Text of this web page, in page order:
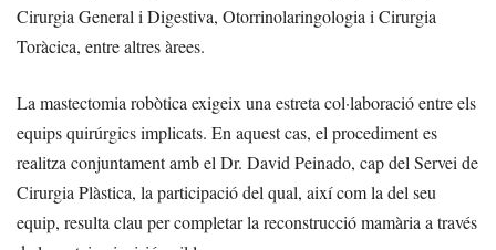
Cirurgia General i Digestiva, Otorrinolaringologia i Cirurgia
Toràcica, entre altres àrees.
La mastectomia robòtica exigeix una estreta col·laboració entre els
equips quirúrgics implicats. En aquest cas, el procediment es
realitza conjuntament amb el Dr. David Peinado, cap del Servei de
Cirurgia Plàstica, la participació del qual, així com la del seu
equip, resulta clau per completar la reconstrucció mamària a través